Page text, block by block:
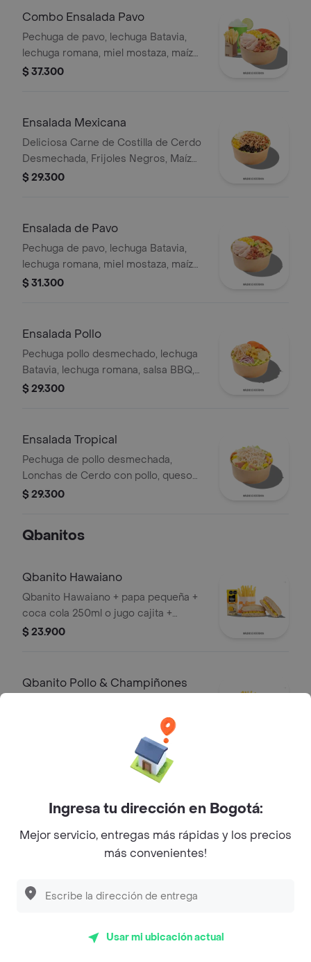
Combo Ensalada Pavo
Pechuga de pavo, lechuga Batavia,
lechuga romana, miel mostaza, maíz
tierno, tomate chonto, croutones y
$ 37.300
Ensalada Mexicana
Deliciosa Carne de Costilla de Cerdo
Desmechada, Frijoles Negros, Maíz
tierno, Queso mozzarella, Guacamole,
$ 29.300
Ensalada de Pavo
Pechuga de pavo, lechuga Batavia,
lechuga romana, miel mostaza, maíz
tierno, tomate chonto, croutones y
$ 31.300
Ensalada Pollo
Pechuga pollo desmechado, lechuga
Batavia, lechuga romana, salsa BBQ,
tomate chonto, queso mozzarella,
$ 29.300
Ensalada Tropical
Pechuga de pollo desmechada,
Lonchas de Cerdo con pollo, queso
amarillo, piña calada, lechuga batavia y
$ 29.300
Qbanitos
Qbanito Hawaiano
Qbanito Hawaiano + papa pequeña +
coca cola 250ml o jugo cajita +
obsequio
$ 23.900
Qbanito Pollo & Champiñones
pequeña + coca cola 250ml o jugo
Lonchasde cerdo conpollo y
250ml o jugo cajita+obsequio
$ 23.900
Otras delicias
Carne hamburguesa de res y cerdo
Ingresa tu dirección en Bogotá:
Mejor servicio, entregas más rápidas y los precios
más convenientes!
Usar mi ubicación actual